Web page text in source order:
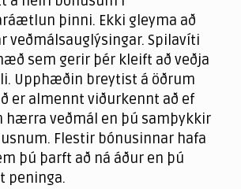
þinni. Ekki gleyma að
veðmálsauglýsingar. Spilavíti
sem gerir þér kleift að veðja
Upphæðin breytist á öðrum
er almennt viðurkennt að ef
hærra veðmál en þú samþykkir
Flestir bónusinnar hafa
þú þarft að ná áður en þú
peninga.